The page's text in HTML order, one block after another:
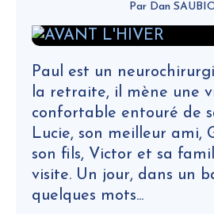
Par Dan
Paul est un
la retraite, il mène une
confortable entouré de
Lucie, son meilleur ami,
son fils, Victor et sa
visite. Un jour, dans un
quelques mots...